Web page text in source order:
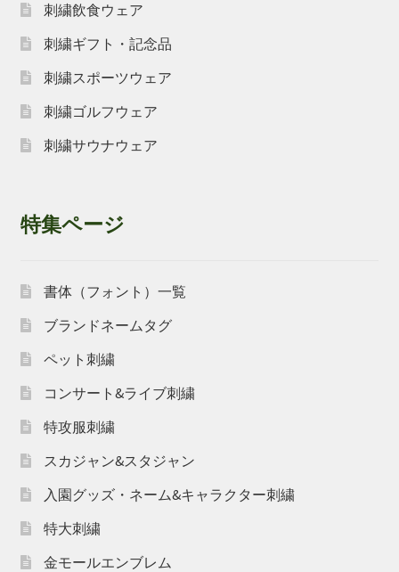
刺繍飲食ウェア
刺繍ギフト・記念品
刺繍スポーツウェア
刺繍ゴルフウェア
刺繍サウナウェア
特集ページ
書体（フォント）一覧
ブランドネームタグ
ペット刺繍
コンサート&ライブ刺繍
特攻服刺繍
スカジャン&スタジャン
入園グッズ・ネーム&キャラクター刺繍
特大刺繍
金モールエンブレム